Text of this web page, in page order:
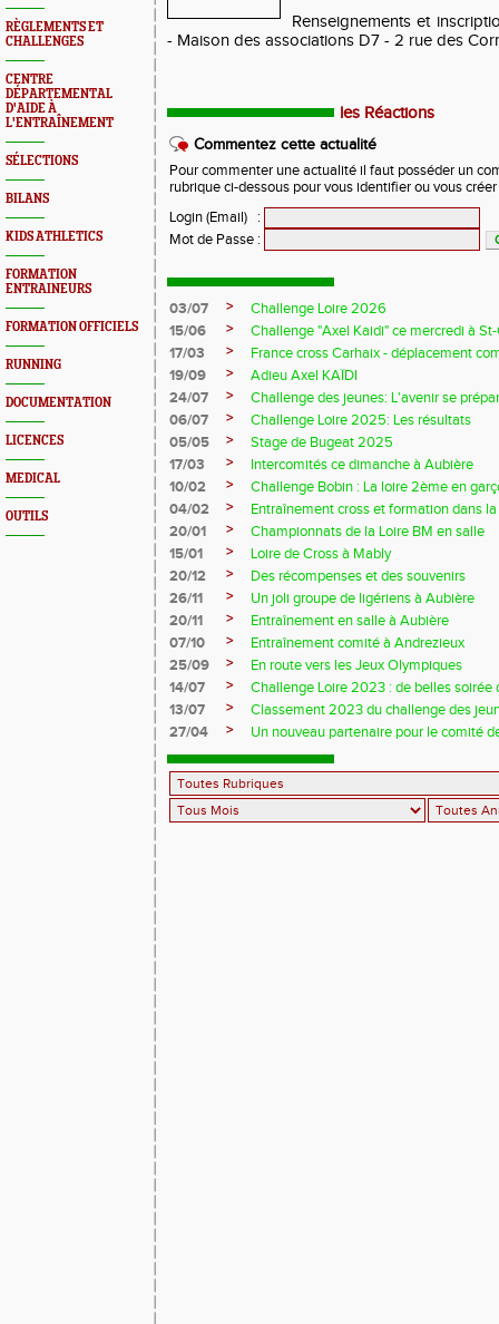
RÈGLEMENTS ET
CHALLENGES
CENTRE
DÉPARTEMENTAL
D'AIDE À
L'ENTRAÎNEMENT
SÉLECTIONS
BILANS
KIDS ATHLETICS
FORMATION
ENTRAINEURS
FORMATION OFFICIELS
RUNNING
DOCUMENTATION
LICENCES
MEDICAL
OUTILS
Renseignements et
- Maison des associations D7 - 2 rue des
les Réactions
Commentez cette actualité
Pour commenter une actualité il faut posséder un
rubrique ci-dessous pour vous identifier ou vous
Login (Email)
:
Mot de Passe :
03/07 >
Challenge Loire 2026
15/06
>
Challenge "Axel Kaidi" ce mercredi à
17/03
>
France cross Carhaix - déplacement
19/09
>
Adieu Axel KAÏDI
24/07
>
Challenge des jeunes: L'avenir se
06/07
>
Challenge Loire 2025: Les résultats
05/05
>
Stage de Bugeat 2025
17/03
>
Intercomités ce dimanche à Aubière
10/02
>
Challenge Bobin : La loire 2ème en
04/02
>
Entraînement cross et formation dans
20/01
>
Championnats de la Loire BM en salle
15/01
>
Loire de Cross à Mably
20/12
>
Des récompenses et des souvenirs
26/11
>
Un joli groupe de ligériens à Aubière
20/11
>
Entraînement en salle à Aubière
07/10
>
Entraînement comité à Andrezieux
25/09
>
En route vers les Jeux Olympiques
14/07
>
Challenge Loire 2023 : de belles soirée
13/07
>
Classement 2023 du challenge des
27/04
> Un nouveau partenaire pour le comité